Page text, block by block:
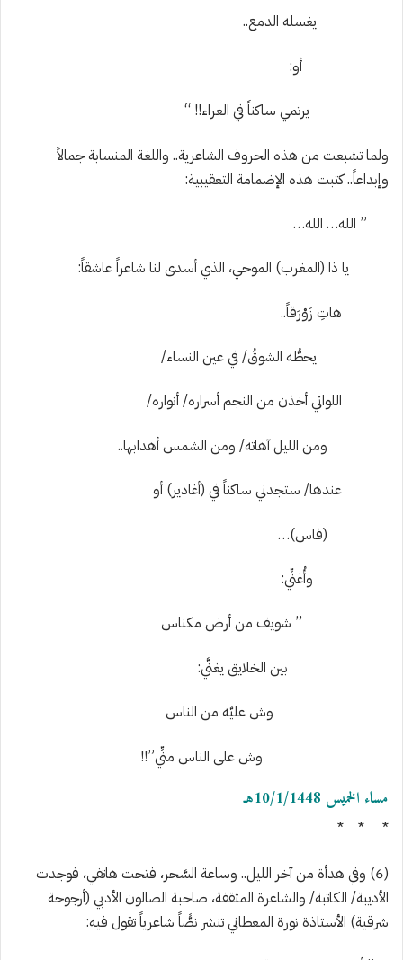
يغسله الدمع..
أو:
يرتمي ساكناً في العراء!! “
ولما تشبعت من هذه الحروف الشاعرية.. واللغة المنسابة جمالاً
وإبداعاً.. كتبت هذه الإضمامة التعقيبية:
” الله… الله…
يا ذا (المغرب) الموحي، الذي أسدى لنا شاعراً عاشقاً:
هاتِ زَوْرَقاً..
يحطُّه الشوقُ/ في عين النساء/
اللواتي أخذن من النجم أسراره/ أنواره/
ومن الليل آهاته/ ومن الشمس أهدابها..
عندها/ ستجدني ساكناً في (أغادير) أو
(فاس)…
وأُغنِّي:
” شويف من أرض مكناس
بين الخلايق يغنَّي:
وش عليَّه من الناس
وش على الناس منِّي”!!
مساء الخميس 10/1/144 8 هـ
* * *
(
6
) وفي هدأة من آخر الليل.. وساعة السَّحر، فتحت هاتفي، فوجدت
الأديبة/ الكاتبة/ والشاعرة المثقفة، صاحبة الصالون الأدبي (أرجوحة
شرقية) الأستاذة نورة المعطاني تنشر نصًّاً شاعرياً تقول فيه: